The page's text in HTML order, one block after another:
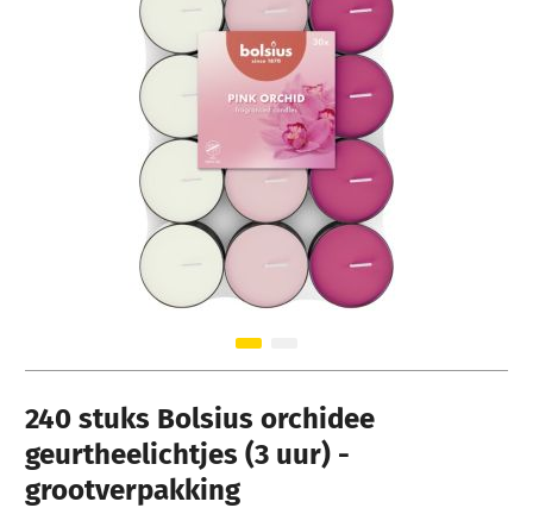
Ga naar het begin van de afbeeldingen-gallerij
240 stuks Bolsius orchidee
geurtheelichtjes (3 uur) -
grootverpakking